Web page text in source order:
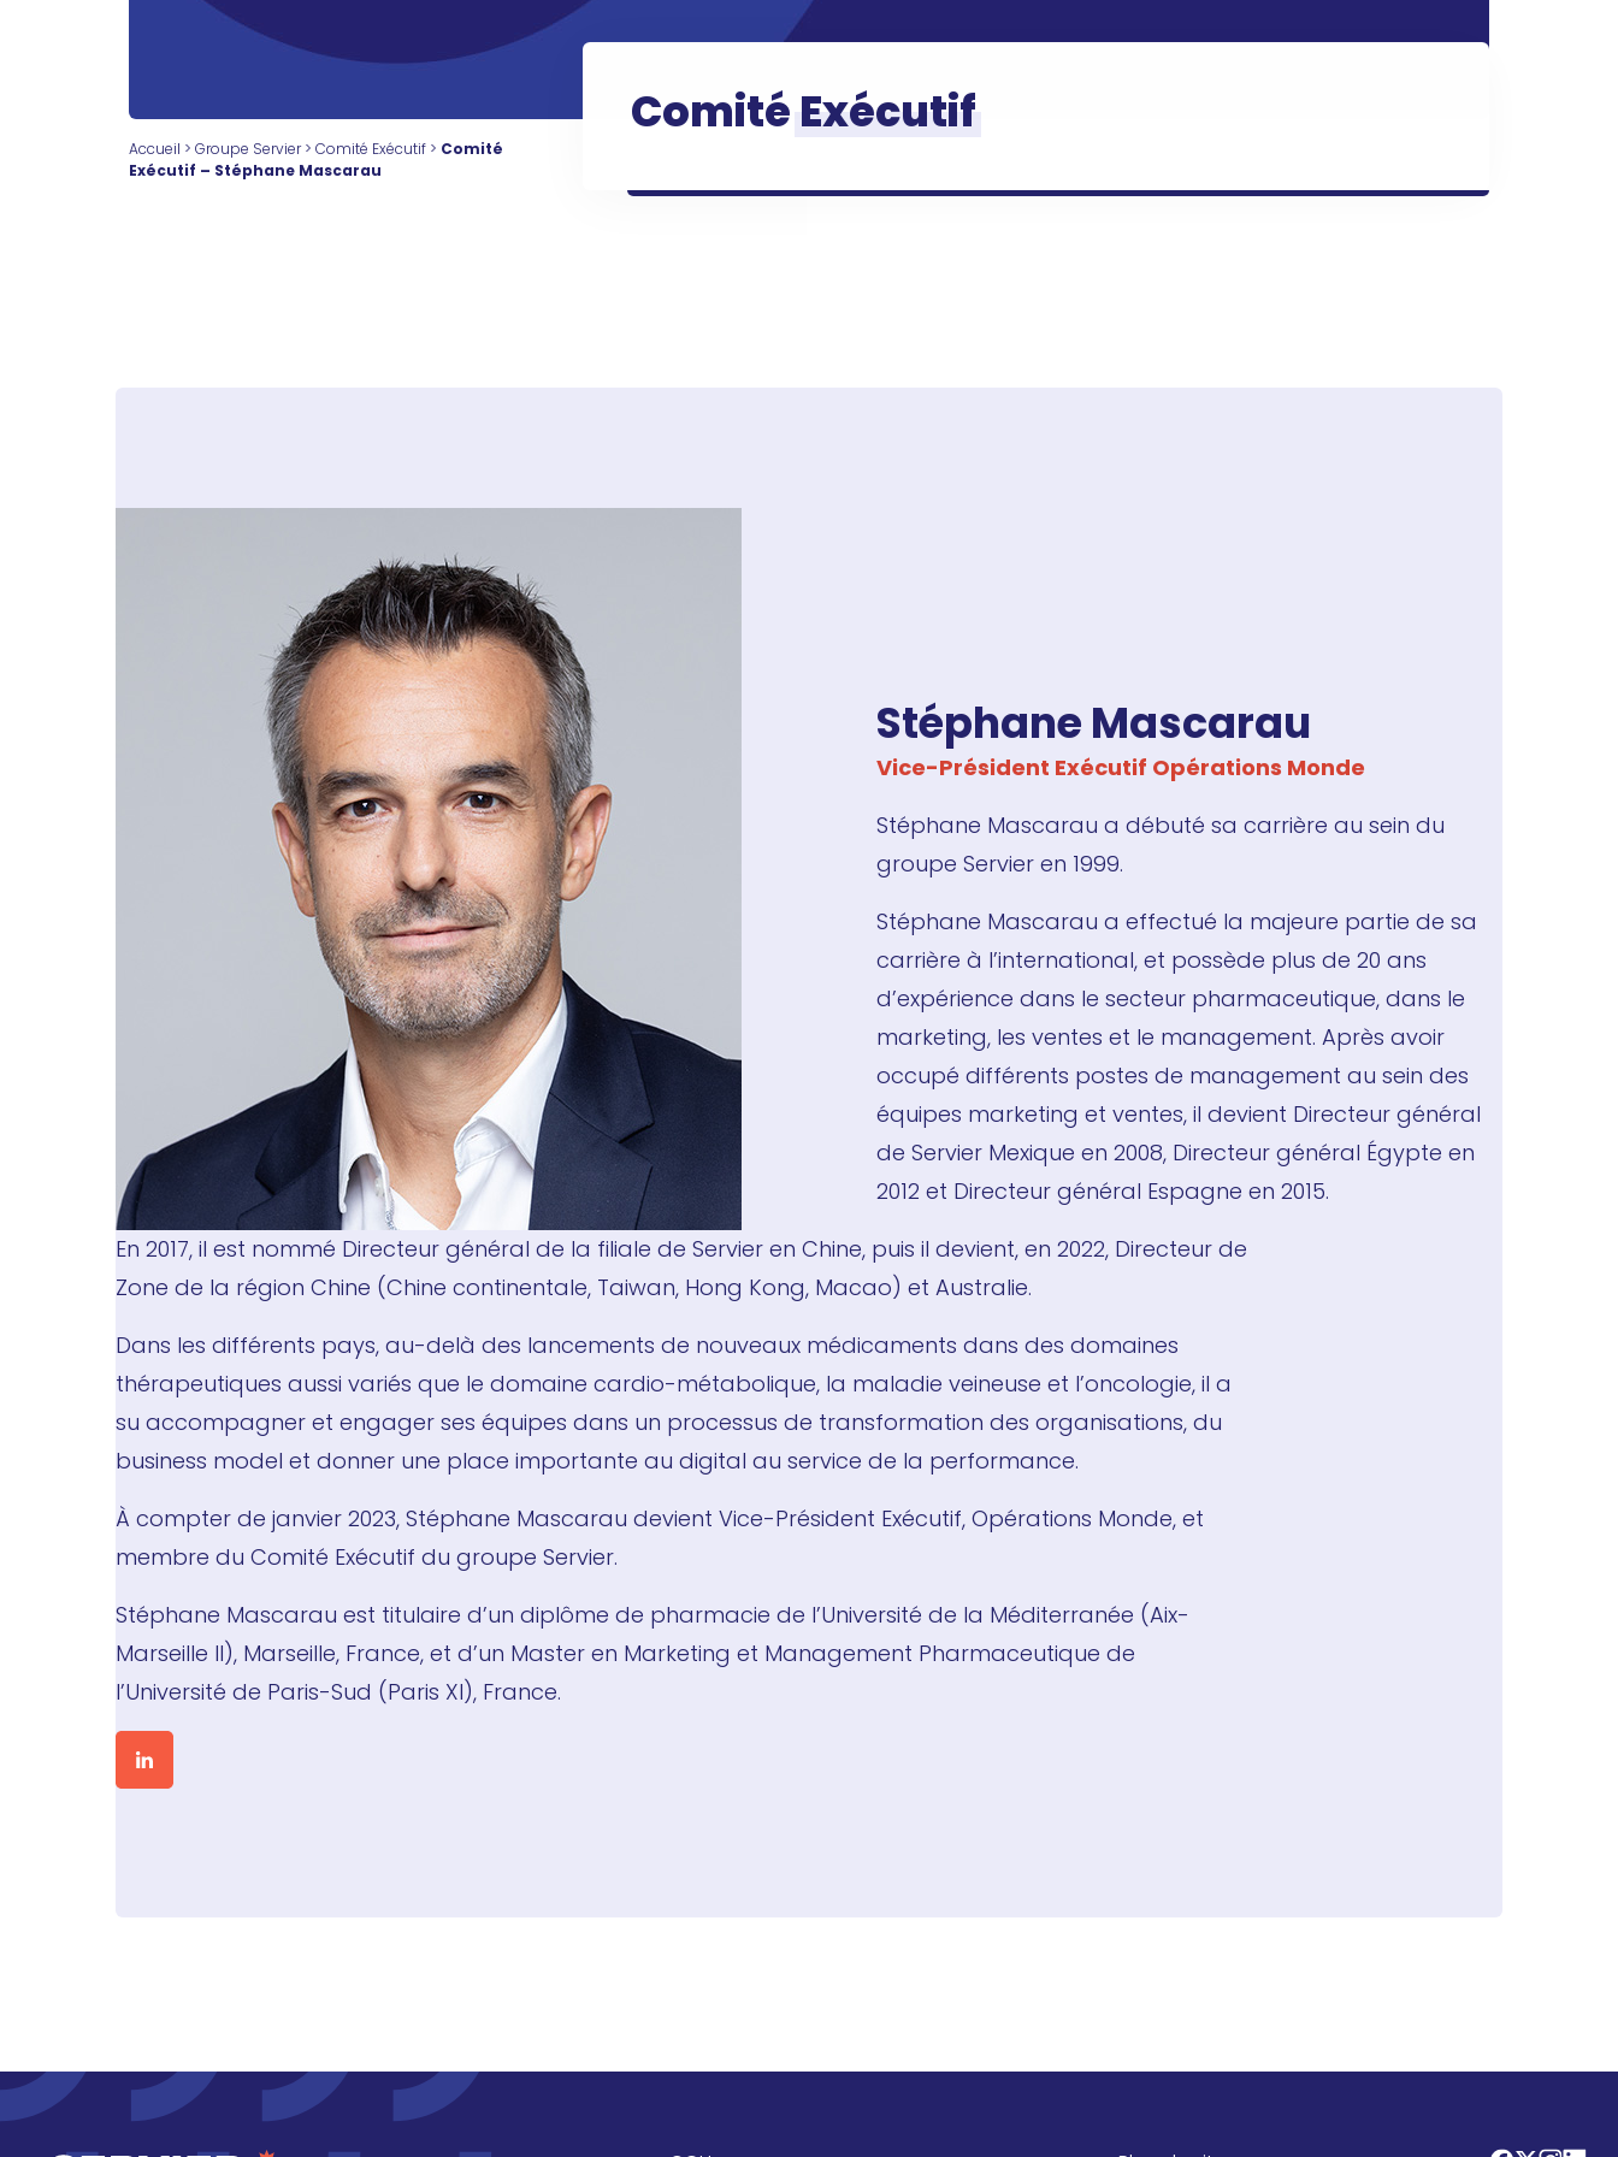
Comité Exécutif
Accueil > Groupe Servier> Comité Exécutif > Comité
Exécutif – Stéphane Mascarau
Stéphane Mascarau
Vice-Président Exécutif Opérations Monde
Stéphane Mascarau a débuté sa carrière au sein du
groupe Servier en 1999.
Stéphane Mascarau a effectué la majeure partie de sa
carrière à l’international, et possède plus de 20 ans
d’expérience dans le secteur pharmaceutique, dans le
marketing, les ventes et le management. Après avoir
occupé différents postes de management au sein des
équipes marketing et ventes, il devient Directeur général
de Servier Mexique en 2008, Directeur général Égypte en
2012 et Directeur général Espagne en 2015.
En 2017, il est nommé Directeur général de la filiale de Servier en Chine, puis il devient, en 2022, Directeur de
Zone de la région Chine (Chine continentale, Taiwan, Hong Kong, Macao) et Australie.
Dans les différents pays, au-delà des lancements de nouveaux médicaments dans des domaines
thérapeutiques aussi variés que le domaine cardio-métabolique, la maladie veineuse et l’oncologie, il a
su accompagner et engager ses équipes dans un processus de transformation des organisations, du
business model et donner une place importante au digital au service de la performance.
À compter de janvier 2023, Stéphane Mascarau devient Vice-Président Exécutif, Opérations Monde, et
membre du Comité Exécutif du groupe Servier.
Stéphane Mascarau est titulaire d’un diplôme de pharmacie de l’Université de la Méditerranée (Aix-
Marseille II), Marseille, France, et d’un Master en Marketing et Management Pharmaceutique de
l’Université de Paris-Sud (Paris XI), France.